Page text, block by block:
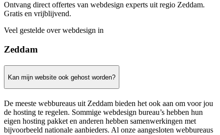
Ontvang direct offertes van webdesign experts uit regio Zeddam.
Gratis en vrijblijvend.
Veel gestelde over webdesign in
Zeddam
Kan mijn website ook gehost worden?
De meeste webbureaus uit Zeddam bieden het ook aan om voor jou
de hosting te regelen. Sommige webdesign bureau’s hebben hun
eigen hosting pakket en anderen hebben samenwerkingen met
bijvoorbeeld nationale aanbieders. Al onze aangesloten webbureaus